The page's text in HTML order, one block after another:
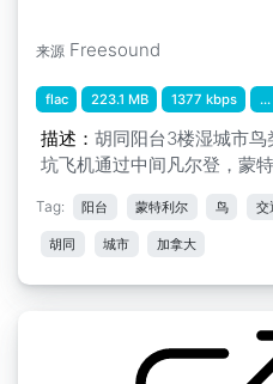
来源 Freesound
flac 223.1 MB 1377 kbps ...
描述： 胡同阳台3楼湿城市
坑飞机通过中间凡尔登，蒙
Tag: 阳台 蒙特利尔 鸟 交
胡同 城市 加拿大